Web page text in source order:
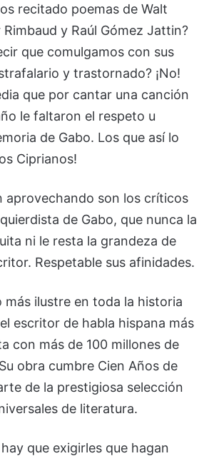
recitado poemas de Walt
y Raúl Gómez Jattin?
que comulgamos con sus
y trastornado? ¡No!
que por cantar una canción
le faltaron el respeto u
de Gabo. Los que así lo
Ciprianos!
aprovechando son los críticos
de Gabo, que nunca la
ni le resta la grandeza de
Respetable sus afinidades.
más ilustre en toda la historia
escritor de habla hispana más
con más de 100 millones de
obra cumbre Cien Años de
de la prestigiosa selección
de literatura.
que exigirles que hagan